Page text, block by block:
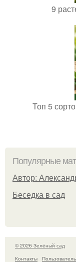
9
Топ 5
Популярные
Автор:
Беседка в сад
© 2026 Зелёный сад
Контакты